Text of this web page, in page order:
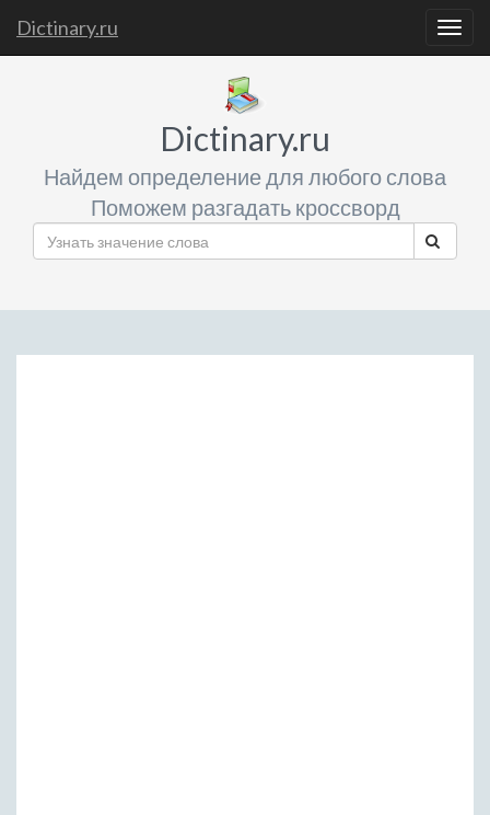
Dictinary.ru
Dictinary.ru
Найдем определение для любого слова
Поможем разгадать кроссворд